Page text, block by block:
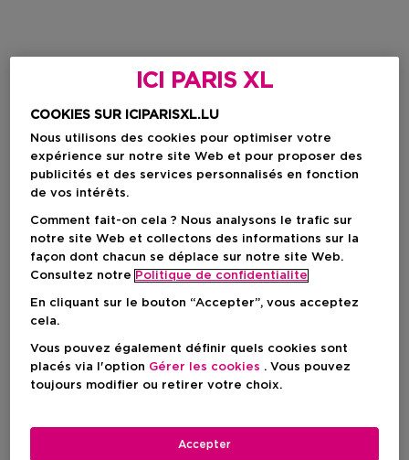
ICI PARIS XL
COOKIES SUR ICIPARISXL.LU
Nous utilisons des cookies pour optimiser votre
expérience sur notre site Web et pour proposer des
publicités et des services personnalisés en fonction
de vos intérêts.
Comment fait-on cela ? Nous analysons le trafic sur
notre site Web et collectons des informations sur la
façon dont chacun se déplace sur notre site Web.
Consultez notre Politique de confidentialite
En cliquant sur le bouton “Accepter”, vous acceptez
cela.
Vous pouvez également définir quels cookies sont
placés via l'option Gérer les cookies . Vous pouvez
toujours modifier ou retirer votre choix.
Accepter